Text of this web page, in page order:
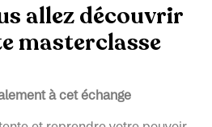
allez découvrir
masterclasse
à cet échange